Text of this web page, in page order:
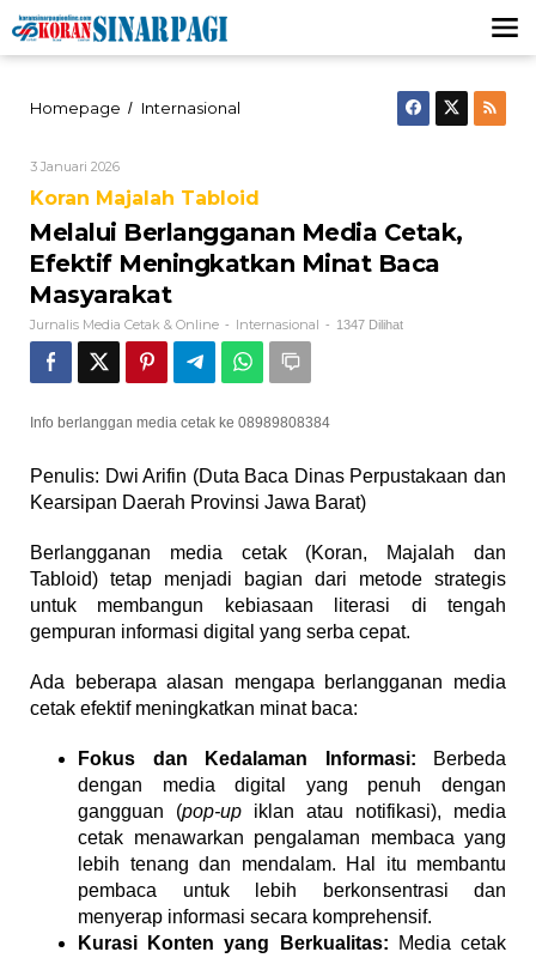
Lewati
ke
konten
Homepage / Internasional
Efektif
Minat
Baca
3 Januari 2026Oleh
Media
Koran Majalah Tabloid
Melalui Berlangganan Media Cetak,
Efektif Meningkatkan Minat Baca
Masyarakat
Jurnalis Media Cetak & Online - Internasional - 1347 Dilihat
Info berlanggan media cetak ke 08989808384
Penulis: Dwi Arifin (Duta Baca Dinas Perpustakaan dan
Kearsipan Daerah Provinsi Jawa Barat)
Berlangganan media cetak (Koran, Majalah dan
Tabloid) tetap menjadi bagian dari metode strategis
untuk membangun kebiasaan literasi di tengah
gempuran informasi digital yang serba cepat.
Ada beberapa alasan mengapa berlangganan media
cetak efektif meningkatkan minat baca:
Fokus dan Kedalaman Informasi: Berbeda
dengan media digital yang penuh dengan
gangguan (pop-up iklan atau notifikasi), media
cetak menawarkan pengalaman membaca yang
lebih tenang dan mendalam. Hal itu membantu
pembaca untuk lebih berkonsentrasi dan
menyerap informasi secara komprehensif.
Kurasi Konten yang Berkualitas: Media cetak